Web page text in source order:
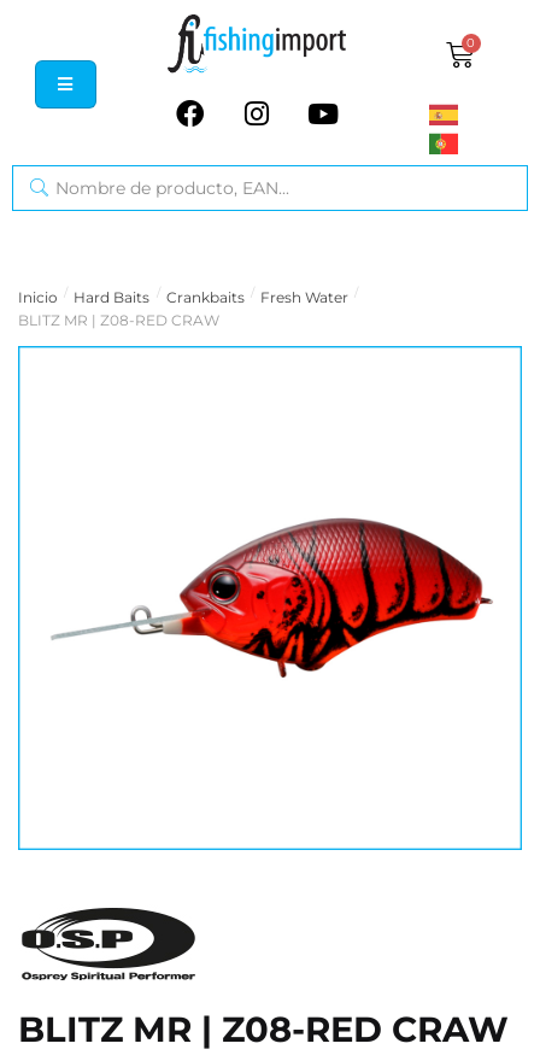
0
Inicio / Hard Baits / Crankbaits / Fresh Water /
BLITZ MR | Z08-RED CRAW
BLITZ MR | Z08-RED CRAW